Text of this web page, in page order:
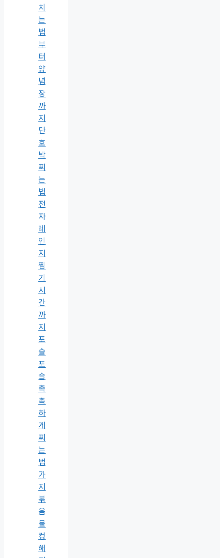
치
는
법
부
터
양
념
장
까
지
단
호
박
찌
는
법
전
자
레
인
지
찜
기
시
간
까
지
포
슬
포
슬
촉
촉
하
게
찌
는
법
가
지
볶
음
물
컹
해